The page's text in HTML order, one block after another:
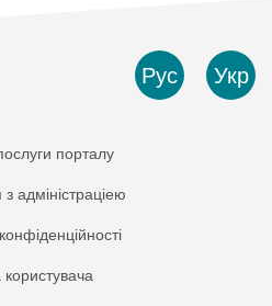
Рус Укр
порталу
адміністраціею
користувача